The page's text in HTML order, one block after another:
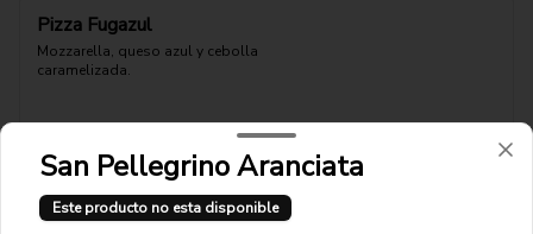
Pizza Fugazul
Mozzarella, queso azul y cebolla
caramelizada.
$11.900
San Pellegrino Aranciata
Este producto no esta disponible